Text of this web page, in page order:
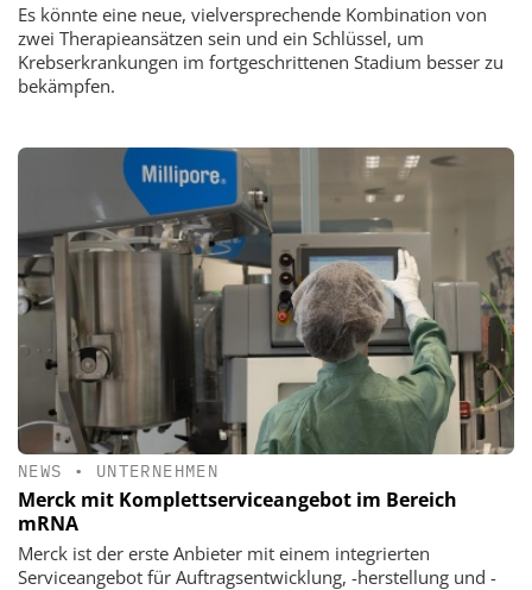
Es könnte eine neue, vielversprechende Kombination von
zwei Therapieansätzen sein und ein Schlüssel, um
Krebserkrankungen im fortgeschrittenen Stadium besser zu
bekämpfen.
NEWS • UNTERNEHMEN
Merck mit Komplettserviceangebot im Bereich
mRNA
Merck ist der erste Anbieter mit einem integrierten
Serviceangebot für Auftragsentwicklung, -herstellung und -